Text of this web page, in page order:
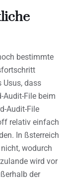
bestimmte
Usus, dass
Audit-File beim
Audit-File
relativ einfach
In ßsterreich
wodurch
wird vor
der